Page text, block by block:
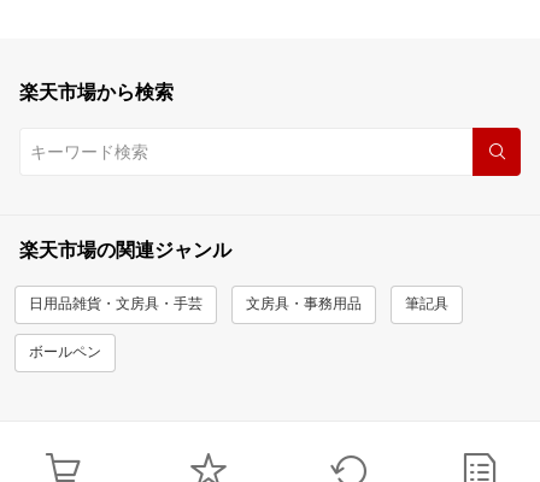
楽天市場から検索
楽天市場の関連ジャンル
日用品雑貨・文房具・手芸 文房具・事務用品 筆記具
ボールペン